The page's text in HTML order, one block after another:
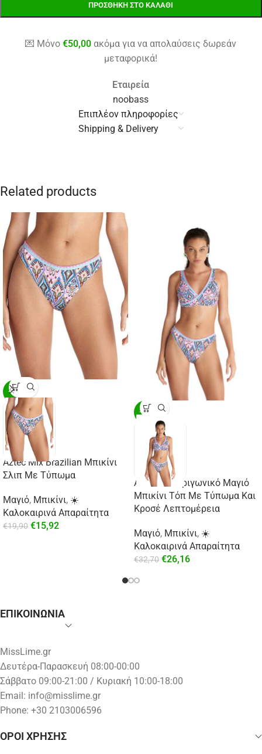
ΠΡΟΣΘΉΚΗ ΣΤΟ ΚΑΛΆΘΙ
💌 Μόνο€50,00 ακόμα για να απολαύσεις δωρεάν
μεταφορικά!
Εταιρεία
noobass
Επιπλέον πληροφορίες
Shipping & Delivery
Related products
-20%
Aztec Mix Brazilian Μπικίνι
Σλιπ Με Τύπωμα
Μαγιό, Μπικίνι, ☀️
Καλοκαιρινά Απαραίτητα
€19,90 €15,92
-20%
Aztec Mix Τριγωνικό Μαγιό
Μπικίνι Τόπ Με Τύπωμα Και
Κροσέ Λεπτομέρεια
Μαγιό, Μπικίνι, ☀️
Καλοκαιρινά Απαραίτητα
€32,70 €26,16
ΕΠΙΚΟΙΝΩΝΙΑ
MissLime.gr
Δευτέρα-Παρασκευή 08:00-00:00
Σάββατο 09:00-21:00 / Κυριακή 10:00-18:00
Email: info@misslime.gr
Phone: +30 2103006596
ΟΡΟΙ ΧΡΗΣΗΣ